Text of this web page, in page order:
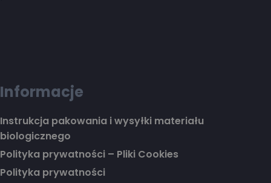
Informacje
Instrukcja pakowania i wysyłki materiału
biologicznego
Polityka prywatności – Pliki Cookies
Polityka prywatności